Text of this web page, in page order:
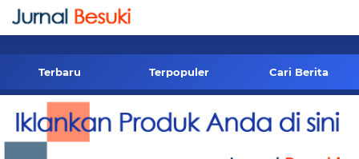
-->
Terbaru Terpopuler Cari Berita